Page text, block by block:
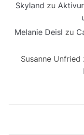
Skyland zu
Melanie Deisl zu
Susanne Unfried